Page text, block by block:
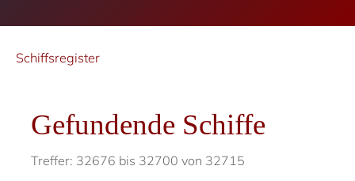
Schiffsregister
Gefundende Schiffe
Treffer: 32676 bis 32700 von 32715